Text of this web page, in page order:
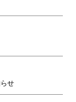
せ